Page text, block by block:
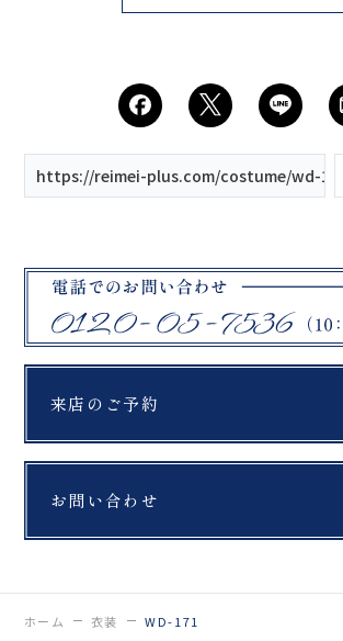
https://reimei-plus.com/costume/wd-171/
来店のご予約
お問い合わせ
ホーム 衣装 WD-171